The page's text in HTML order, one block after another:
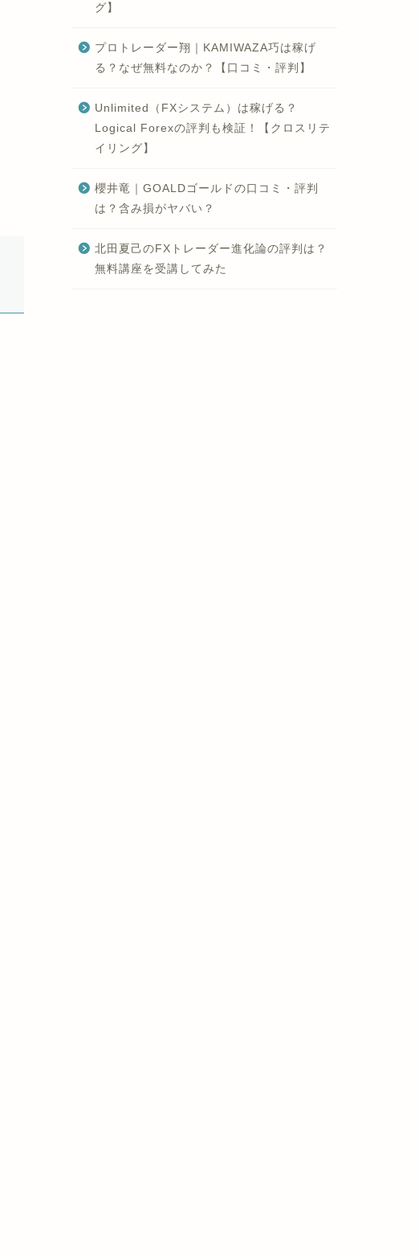
グ】
プロトレーダー翔｜KAMIWAZA巧は稼げ
る？なぜ無料なのか？【口コミ・評判】
Unlimited（FXシステム）は稼げる？
Logical Forexの評判も検証！【クロスリテ
イリング】
櫻井竜｜GOALDゴールドの口コミ・評判
は？含み損がヤバい？
北田夏己のFXトレーダー進化論の評判は？
無料講座を受講してみた